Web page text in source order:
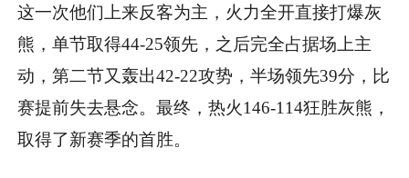
这一次他们上来反客为主，火力全开直接打爆灰
熊，单节取得44-25领先，之后完全占据场上主
动，第二节又轰出42-22攻势，半场领先39分，比
赛提前失去悬念。最终，热火146-114狂胜灰熊，
取得了新赛季的首胜。